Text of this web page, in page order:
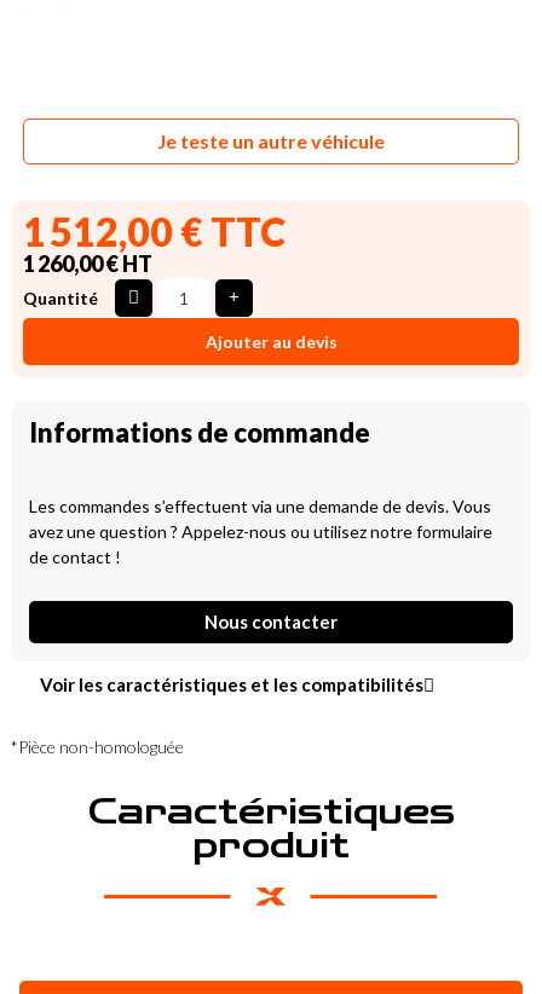
Je teste un autre véhicule
1 512,00 € TTC
1 260,00 € HT
Quantité
Ajouter au devis
Informations de commande
Les commandes s’effectuent via une demande de devis. Vous
avez une question ? Appelez-nous ou utilisez notre formulaire
de contact !
Nous contacter
Voir les caractéristiques et les compatibilités
*Pièce non-homologuée
Caractéristiques
produit